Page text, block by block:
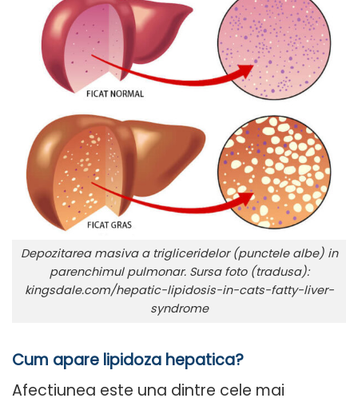
Depozitarea masiva a trigliceridelor (punctele albe) in
parenchimul pulmonar. Sursa foto (tradusa):
kingsdale.com/hepatic-lipidosis-in-cats-fatty-liver-
syndrome
Cum apare lipidoza hepatica?
Afectiunea este una dintre cele mai